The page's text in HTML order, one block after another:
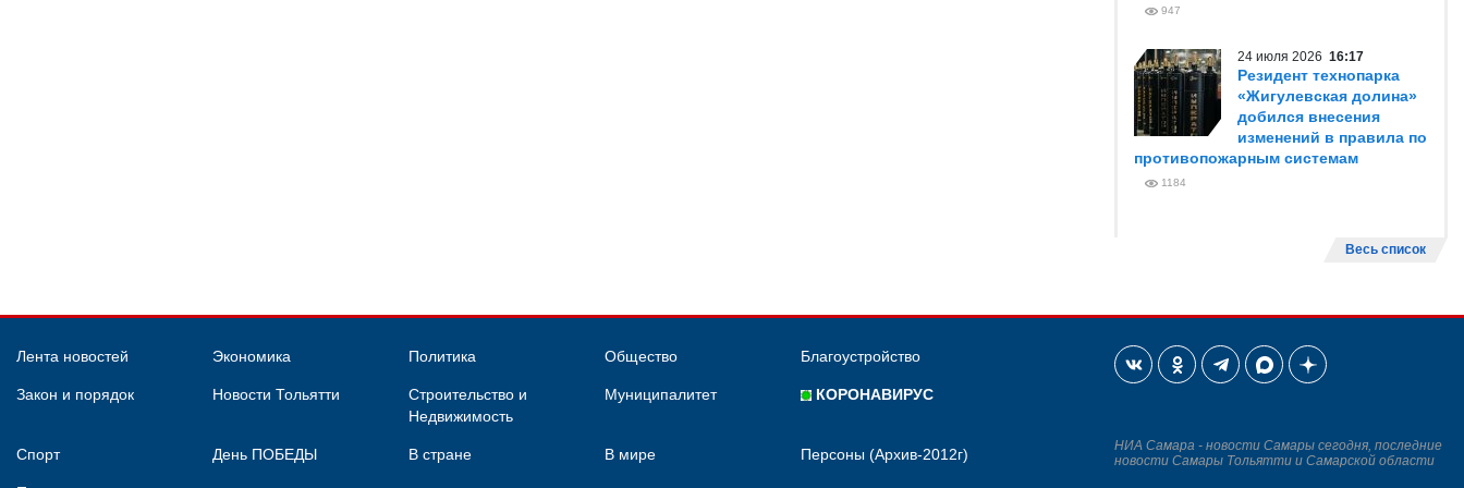
947
24 июля 2026 16:17
Резидент технопарка
«Жигулевская долина»
добился внесения
изменений в правила по
противопожарным системам
1184
Весь список
Лента новостей Экономика Политика Общество Благоустройство
Закон и порядок Новости Тольятти
Строительство и
Недвижимость
Муниципалитет КОРОНАВИРУС
Спорт День ПОБЕДЫ В стране В мире Персоны (Архив-2012г)
НИА Самара - новости Самары сегодня, последние
новости Самары Тольятти и Самарской области